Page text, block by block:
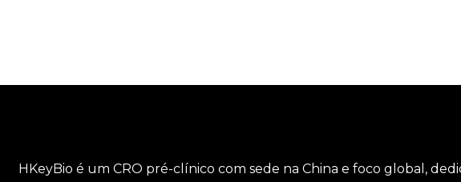
HKeyBio é um CRO pré-clínico com sede na China e foco global,